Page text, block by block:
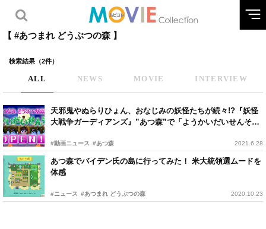
【 #あつまれ どうぶつの森 】
検索結果（2件）
ALL NEWS MOVIE INTERVIEW
天邪鬼やぬらりひょん、おなじみの妖怪たちが続々!?『妖怪
大戦争ガーディアンズ』”あつ森”で「ようかいだいせんそう
#動画ニュース #あつ森 2021.6.28
あつ森でバイデン氏の島に行ってみた！ 米大統領選ムードを
体感
#ニュース #あつまれ どうぶつの森 2020.10.23